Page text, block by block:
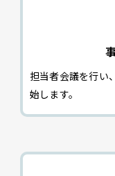
担当者会議を行い
始します。